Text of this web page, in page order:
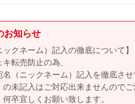
お知らせ
ックネーム）記入の徹底について】
転売防止の為、
（ニックネーム）記入を徹底させ
未記入はご対応出来ませんのでご
卒宜しくお願い致します。